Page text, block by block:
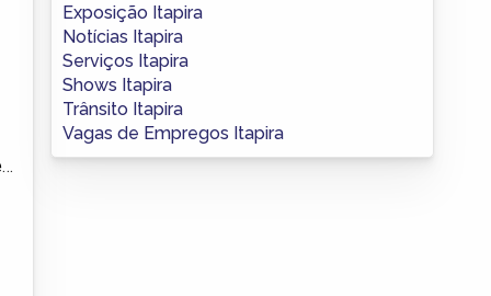
Exposição Itapira
Notícias Itapira
Serviços Itapira
Shows Itapira
Trânsito Itapira
Vagas de Empregos Itapira